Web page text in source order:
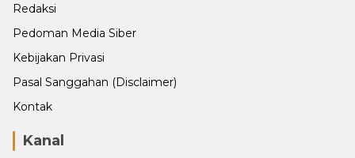
Redaksi
Pedoman Media Siber
Kebijakan Privasi
Pasal Sanggahan (Disclaimer)
Kontak
Kanal